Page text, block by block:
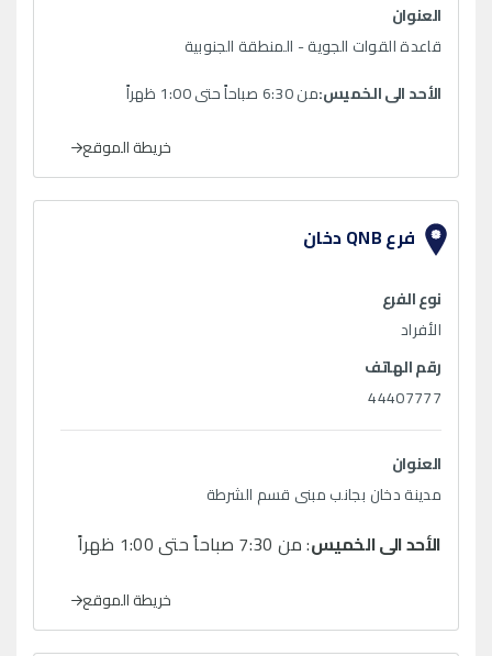
العنوان
قاعدة القوات الجوية - المنطقة الجنوبية
الأحد الى الخميس:من 6:30 صباحاً حتى 1:00 ظهراً
خريطة الموقع
فرع QNB دخان
نوع الفرع
الأفراد
رقم الهاتف
44407777
العنوان
مدينة دخان بجانب مبنى قسم الشرطة
الأحد الى الخميس: من 7:30 صباحاً حتى 1:00 ظهراً
خريطة الموقع